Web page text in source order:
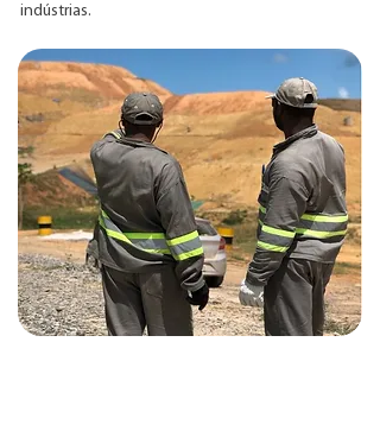
indústrias.